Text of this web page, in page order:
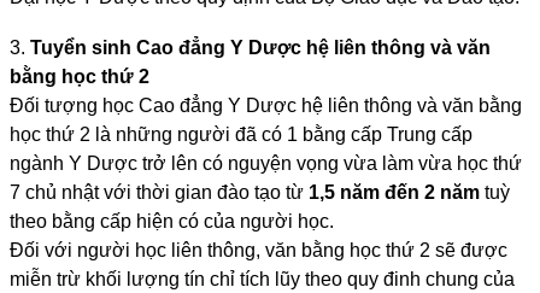
3. Tuyển sinh Cao đẳng Y Dược hệ liên thông và văn
bằng học thứ 2
Đối tượng học Cao đẳng Y Dược hệ liên thông và văn bằng
học thứ 2 là những người đã có 1 bằng cấp Trung cấp
ngành Y Dược trở lên có nguyện vọng vừa làm vừa học thứ
7 chủ nhật với thời gian đào tạo từ 1,5 năm đến 2 năm tuỳ
theo bằng cấp hiện có của người học.
Đối với người học liên thông, văn bằng học thứ 2 sẽ được
miễn trừ khối lượng tín chỉ tích lũy theo quy đinh chung của